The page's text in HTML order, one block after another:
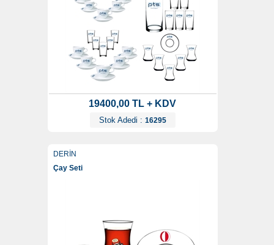
19400,00 TL + KDV
Stok Adedi : 16295
DERİN
Çay Seti